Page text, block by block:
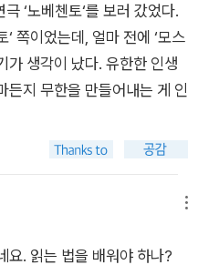
‘노베첸토‘를 보러 갔었다.
쪽이었는데, 얼마 전에 ‘모스
가 생각이 났다. 유한한 인생
든지 무한을 만들어내는 게 인
요. 읽는 법을 배워야 하나?